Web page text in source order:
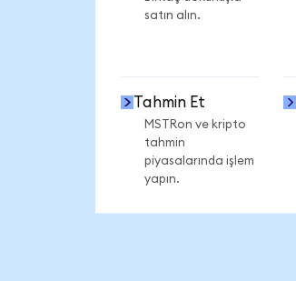
satın alın.
Tahmin Et
MSTRon ve kripto
tahmin
piyasalarında işlem
yapın.